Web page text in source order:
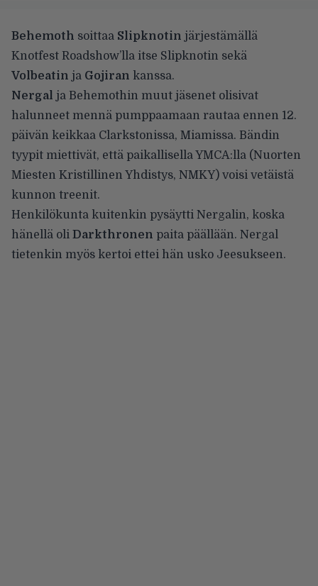
Behemoth soittaa Slipknotin järjestämällä
Knotfest Roadshow’lla itse Slipknotin sekä
Volbeatin ja Gojiran kanssa.
Nergal
ja Behemothin muut jäsenet olisivat
halunneet mennä pumppaamaan rautaa ennen 12.
päivän keikkaa Clarkstonissa, Miamissa. Bändin
tyypit miettivät, että paikallisella YMCA:lla (Nuorten
Miesten Kristillinen Yhdistys, NMKY) voisi vetäistä
kunnon treenit.
Henkilökunta kuitenkin pysäytti Nergalin, koska
hänellä oli Darkthronen paita päällään. Nergal
tietenkin myös kertoi ettei hän usko Jeesukseen.